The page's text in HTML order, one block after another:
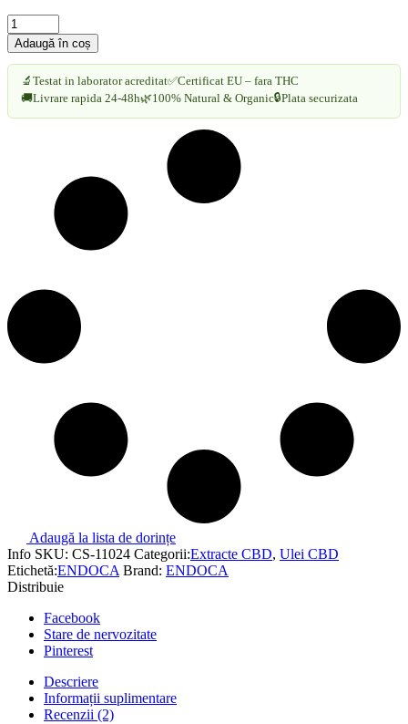
Ulei
Cânepă
RAW
(strong)
15%
CBD+CBDa
10ml
Adaugă în coș
🔬 Testat in laborator acreditat✅Certificat EU – fara THC
🚚Livrare rapida 24-48h🌿100% Natural & Organic🔒Plata securizata
Adaugă la lista de dorințe
Info SKU: CS-11024 Categorii:Extracte CBD, Ulei CBD
Etichetă:ENDOCA Brand: ENDOCA
Distribuie
Facebook
Stare de nervozitate
Pinterest
Descriere
Informații suplimentare
Recenzii (2)